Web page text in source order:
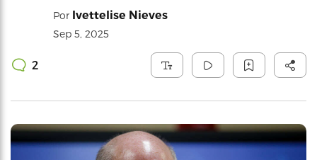
Por Ivettelise Nieves
Sep 5, 2025
2